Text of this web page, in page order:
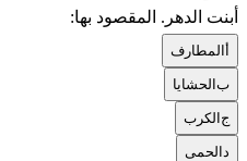
أبنت الدهر. المقصود بها:
أ المطارف
ب الحشايا
ج الكرب
د الحمى